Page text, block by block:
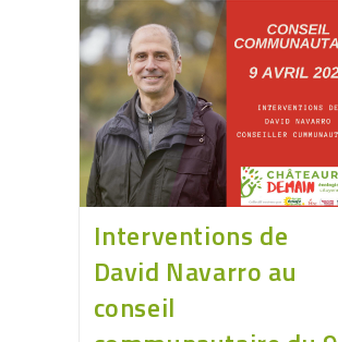
Interventions de
David Navarro au
conseil